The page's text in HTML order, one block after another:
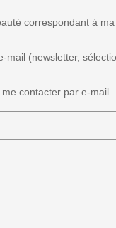
correspondant à
(newsletter,
contacter par e-mail.